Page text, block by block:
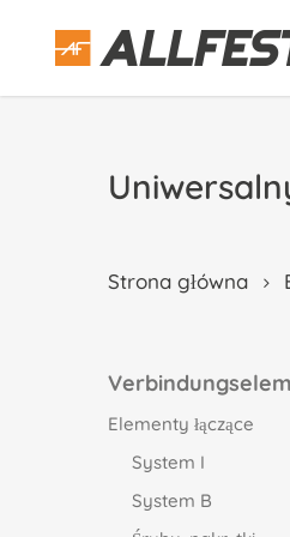
content
Strona główna
Elementy łączące
System I
System B